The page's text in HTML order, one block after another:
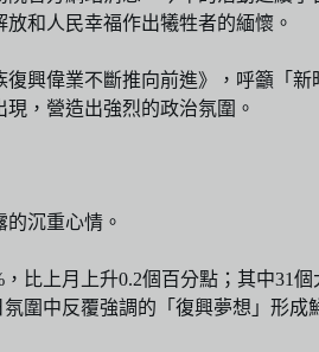
和人民幸福作出犧牲者的緬懷。
興偉業不斷推向前進》，呼籲
，營造出強烈的政治氛圍。
沉重心情。
比上月上升0.2個百分點；其中31
圍中反覆強調的「復興夢想」形成